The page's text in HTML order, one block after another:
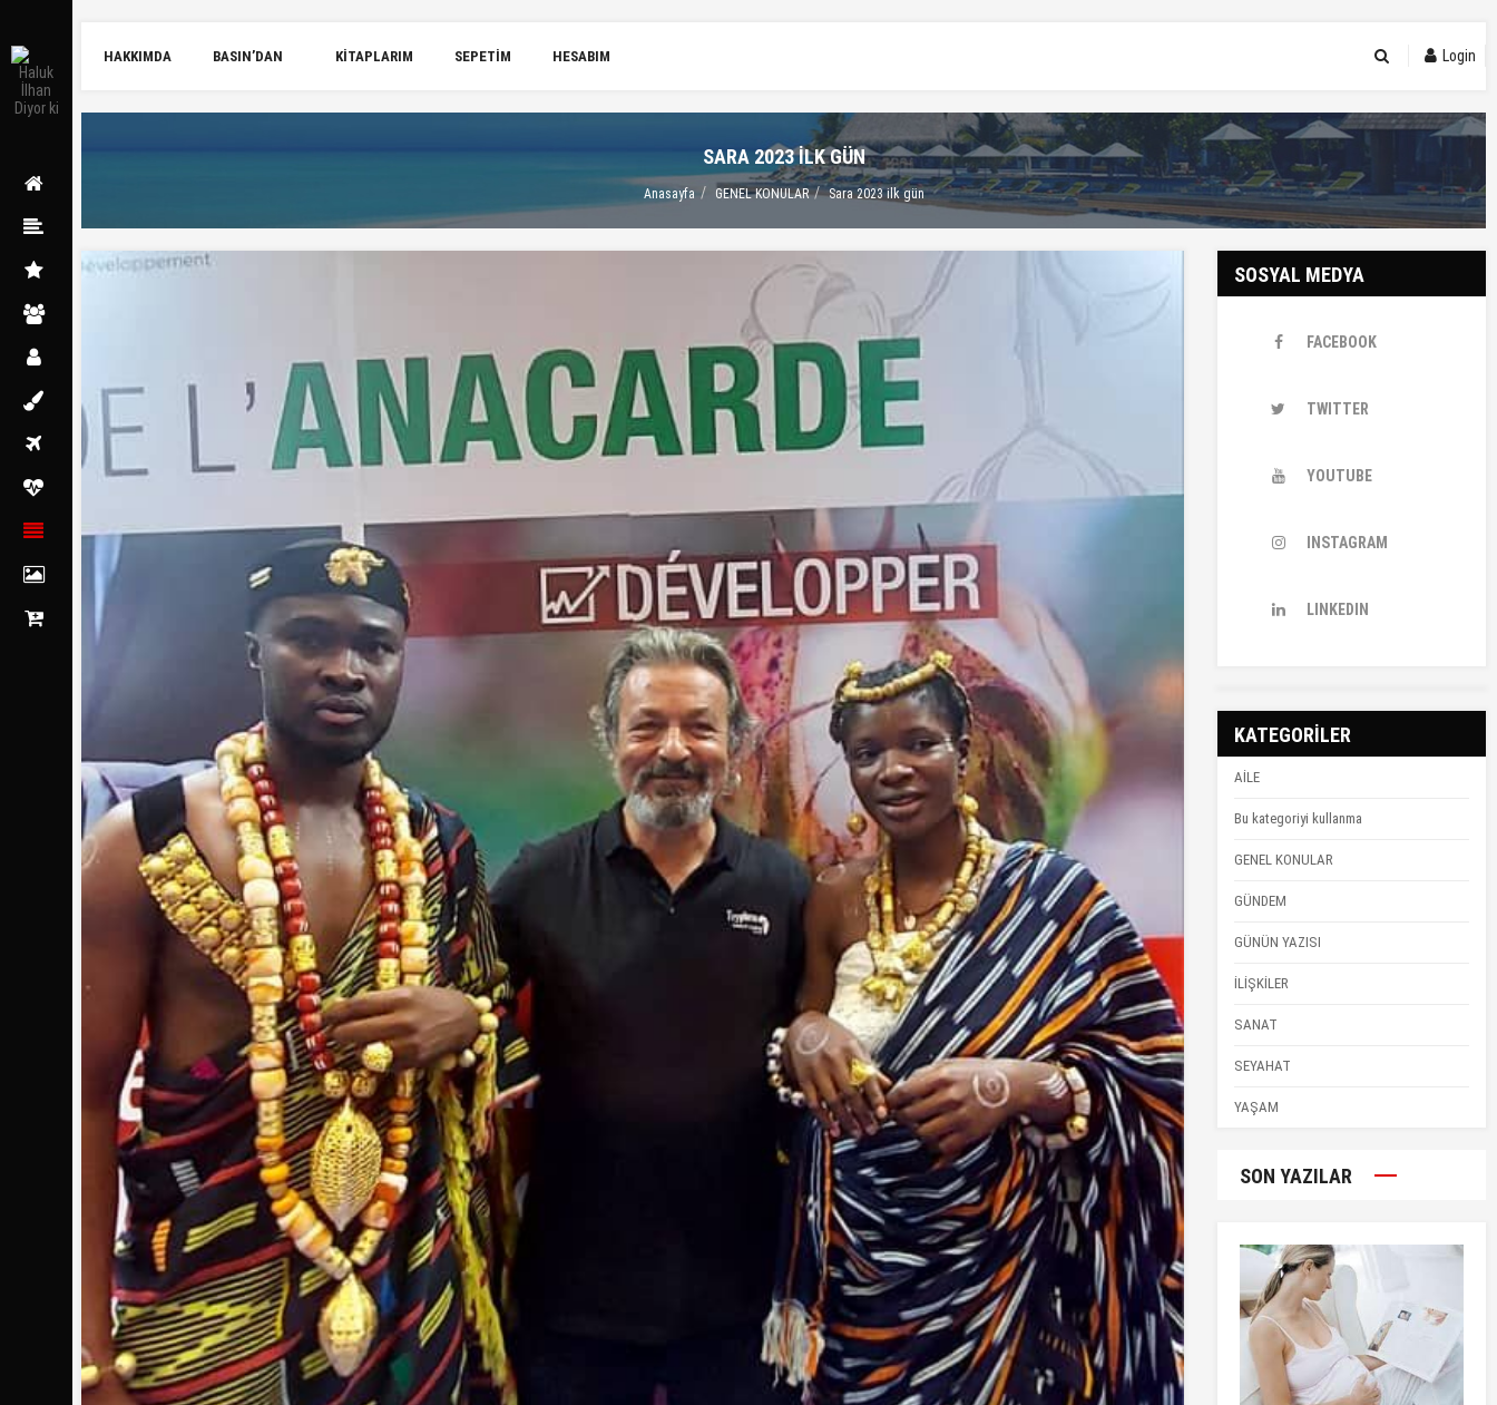
HAKKIMDA BASIN’DAN KITAPLARIM SEPETIM HESABIM Login
SARA 2023 ILK GÜN
Anasayfa GENEL KONULAR Sara 2023 ilk gün
SOSYAL MEDYA
FACEBOOK
TWITTER
YOUTUBE
INSTAGRAM
LINKEDIN
KATEGORİLER
AİLE
Bu kategoriyi kullanma
GENEL KONULAR
GÜNDEM
GÜNÜN YAZISI
İLİŞKİLER
SANAT
SEYAHAT
YAŞAM
SON YAZILAR